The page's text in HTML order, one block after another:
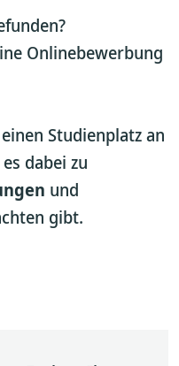
Onlinebewerbung
Studienplatz an
dabei zu
und
gibt.